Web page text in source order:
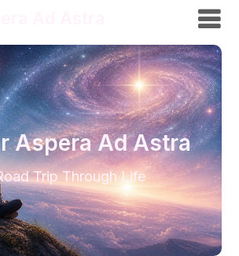
Aspera Ad Astra
Trip Through Life